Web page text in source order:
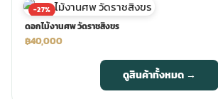
-27%
ดอกไม้งานศพ วัดราชสิงขร
฿40,000
ดูสินค้าทั้งหมด →